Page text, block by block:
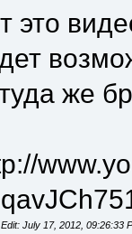
это
же
July 17, 2012, 09:26:33